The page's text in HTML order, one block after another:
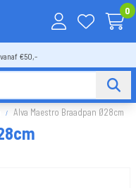
0
vanaf €50,-
Alva Maestro Braadpan Ø28cm